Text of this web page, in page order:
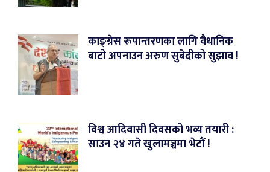
काङ्ग्रेस रूपान्तरणका लागि वैधानिक
बाटो अपनाउन अरुण सुबेदीको सुझाव !
विश्व आदिवासी दिवसको भव्य तयारी :
साउन २४ गते खुलामञ्चमा भेटौं !